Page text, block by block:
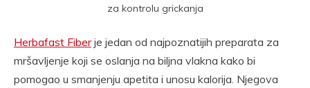
za kontrolu grickanja
Herbafast Fiberje jedan od najpoznatijih preparata za
mršavljenje koji se oslanja na biljna vlakna kako bi
pomogao u smanjenju apetita i unosu kalorija. Njegova